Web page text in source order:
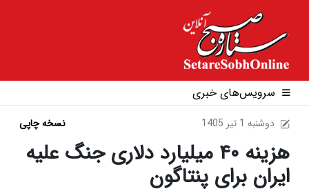
سرویس‌های خبری
1405 دوشنبه 1 تير نسخه چاپی
هزینه ۴۰ میلیارد دلاری جنگ علیه
ایران برای پنتاگون